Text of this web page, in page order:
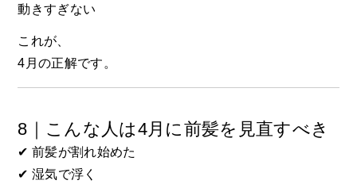
動きすぎない
これが、
4月の正解です。
8｜こんな人は4月に前髪を見直すべき
✔ 前髪が割れ始めた
✔ 湿気で浮く